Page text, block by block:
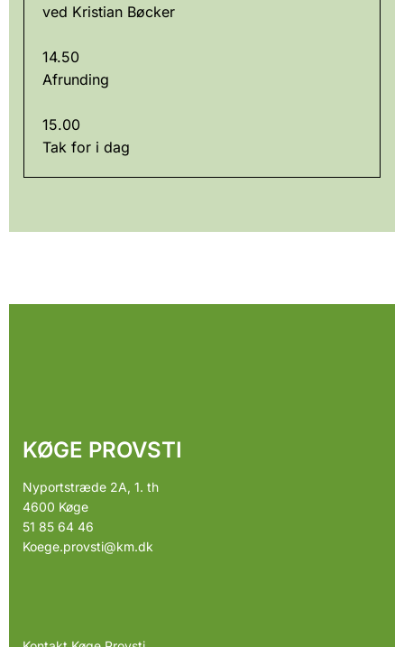
ved Kristian Bøcker
14.50
Afrunding
15.00
Tak for i dag
KØGE PROVSTI
Nyportstræde 2A, 1. th
4600 Køge
51 85 64 46
Koege.provsti@km.dk